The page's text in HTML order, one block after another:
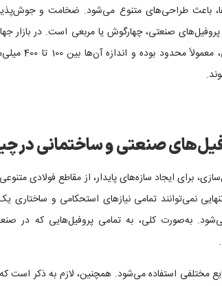
باعث طراحی‌های متنوع می‌شود. ضخامت و
پروفیل‌های
صنعتی و ساختمانی در
برای ایجاد سازه‌های پایدار، از مقاطع فولادی
نمی‌توانند تمامی نیازهای استحکامی و ساختاری
به‌صورت کلی، به تمامی پروفیل‌هایی که در
مختلفی استفاده می‌شود. همچنین، لازم به ذکر است